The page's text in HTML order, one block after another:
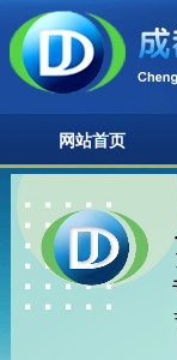
网站首页